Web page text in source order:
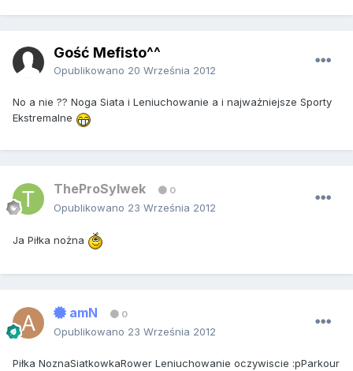
Gość Mefisto^^
Opublikowano 20 Września 2012
No a nie ?? Noga Siata i Leniuchowanie a i najważniejsze Sporty
Ekstremalne
TheProSylwek 0
Opublikowano 23 Września 2012
Ja Piłka nożna
amN 0
Opublikowano 23 Września 2012
Piłka NoznaSiatkowkaRower Leniuchowanie oczywiscie :pParkour